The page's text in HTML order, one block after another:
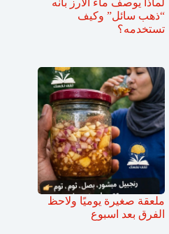
لماذا يوصف ماء الأرز بأنه
“ذهب سائل” وكيف
تستخدمه؟
ملعقة صغيرة يوميًا ولاحظ
الفرق بعد اسبوع